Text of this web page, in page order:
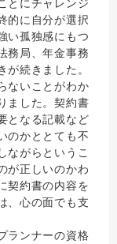
とにチャレンジ
的に自分が選択
い孤独感にもつ
務局、年金事務
が続きました。
ないことがわか
ました。契約書
となる記載など
のかととても不
ながらというこ
が正しいのかわ
契約書の内容を
、心の面でも支
ランナーの資格